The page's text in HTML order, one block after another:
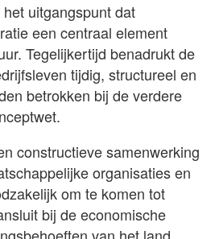
uitgangspunt dat
een centraal element
Tegelijkertijd benadrukt de
tijdig, structureel en
betrokken bij de verdere
constructieve samenwerking
organisaties en
om te komen tot
bij de economische